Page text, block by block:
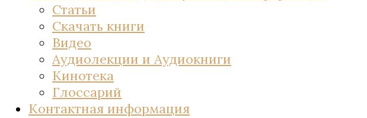
Статьи
Скачать книги
Видео
Аудиолекции и Аудиокниги
Кинотека
Глоссарий
Контактная информация